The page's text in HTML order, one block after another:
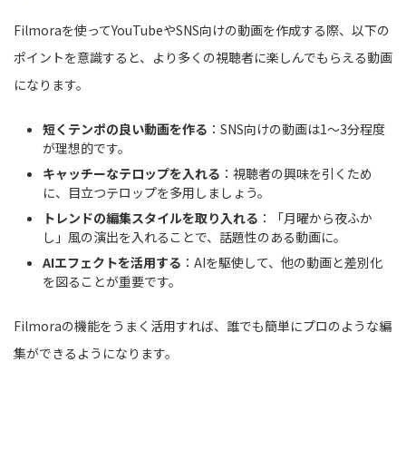
Filmoraを使ってYouTubeやSNS向けの動画を作成する際、以下の
ポイントを意識すると、より多くの視聴者に楽しんでもらえる動画
になります。
短くテンポの良い動画を作る ：SNS向けの動画は1〜3分程度
が理想的です。
キャッチーなテロップを入れる ：視聴者の興味を引くため
に、目立つテロップを多用しましょう。
トレンドの編集スタイルを取り入れる ：「月曜から夜ふか
し」風の演出を入れることで、話題性のある動画に。
AIエフェクトを活用する ：AIを駆使して、他の動画と差別化
を図ることが重要です。
Filmoraの機能をうまく活用すれば、誰でも簡単にプロのような編
集ができるようになります。